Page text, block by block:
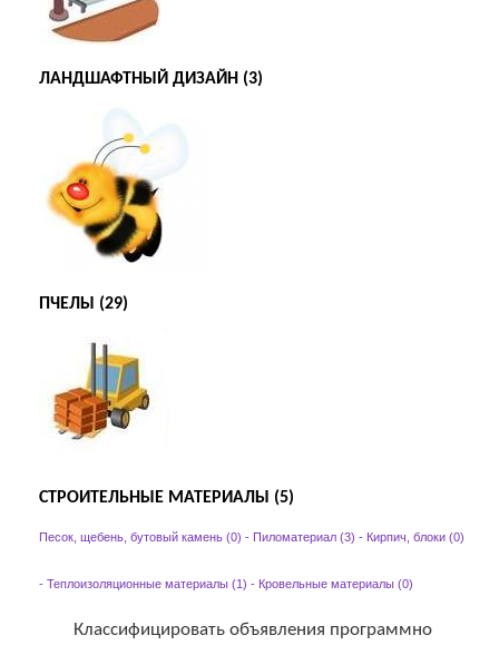
ЛАНДШАФТНЫЙ ДИЗАЙН (3)
ПЧЕЛЫ (29)
СТРОИТЕЛЬНЫЕ МАТЕРИАЛЫ (5)
Песок, щебень, бутовый камень (0) - Пиломатериал (3) - Кирпич, блоки (0)
- Теплоизоляционные материалы (1) - Кровельные материалы (0)
Классифицировать объявления программно